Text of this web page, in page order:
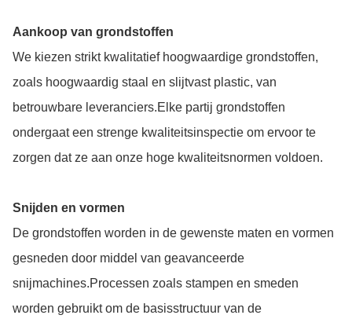
Aankoop van grondstoffen
We kiezen strikt kwalitatief hoogwaardige grondstoffen,
zoals hoogwaardig staal en slijtvast plastic, van
betrouwbare leveranciers.Elke partij grondstoffen
ondergaat een strenge kwaliteitsinspectie om ervoor te
zorgen dat ze aan onze hoge kwaliteitsnormen voldoen.
Snijden en vormen
De grondstoffen worden in de gewenste maten en vormen
gesneden door middel van geavanceerde
snijmachines.Processen zoals stampen en smeden
worden gebruikt om de basisstructuur van de